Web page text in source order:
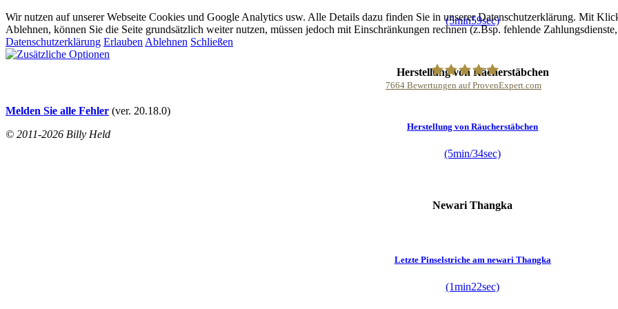
(5min59sec)
Herstellung von Rächerstäbchen
Herstellung von Räucherstäbchen
(5min/34sec)
Newari Thangka
Letzte Pinselstriche am newari Thangka
(1min22sec)
Wir nutzen auf unserer Webseite Cookies und Google Analytics usw. Alle Details dazu finden Sie in unserer Datenschutzerklärung. Mit
Ablehnen, können Sie die Seite grundsätzlich weiter nutzen, müssen jedoch mit Einschränkungen rechnen (z.Bsp. fehlende
Datenschutzerklärung Erlauben Ablehnen Schließen
7664 Bewertungen auf ProvenExpert.com
Melden Sie alle Fehler (ver. 20.18.0)
© 2011-2026 Billy Held